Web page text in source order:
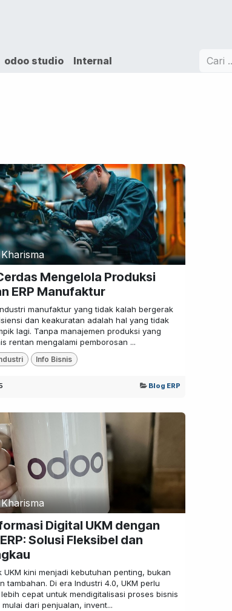
odoo studio Internal
Mengelola Produksi
ERP Manufaktur
manufaktur yang tidak kalah bergerak
dan keakuratan adalah hal yang tidak
lagi. Tanpa manajemen produksi yang
rentan mengalami pemborosan ...
Info Bisnis
Blog ERP
Digital UKM dengan
Solusi Fleksibel dan
UKM kini menjadi kebutuhan penting, bukan
tambahan. Di era Industri 4.0, UKM perlu
cepat untuk mendigitalisasi proses bisnis
dari penjualan, invent...